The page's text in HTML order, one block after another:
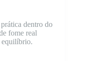
dentro do
fome real
equilíbrio.